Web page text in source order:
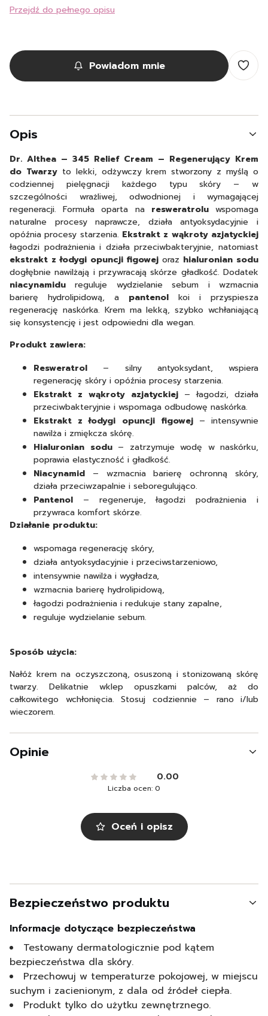
Przejdź do pełnego opisu
Powiadom mnie
Opis
Dr. Althea – 345 Relief Cream – Regenerujący Krem
do Twarzyto lekki, odżywczy krem stworzony z myślą o
codziennej pielęgnacji każdego typu skóry – w
szczególności wrażliwej, odwodnionej i wymagającej
regeneracji. Formuła oparta na resweratroluwspomaga
naturalne procesy naprawcze, działa antyoksydacyjnie i
opóźnia procesy starzenia. Ekstrakt z wąkroty azjatyckiej
łagodzi podrażnienia i działa przeciwbakteryjnie, natomiast
ekstrakt z łodygi opuncji figowej oraz hialuronian sodu
dogłębnie nawilżają i przywracają skórze gładkość. Dodatek
niacynamidu reguluje wydzielanie sebum i wzmacnia
barierę hydrolipidową, a pantenol koi i przyspiesza
regenerację naskórka. Krem ma lekką, szybko wchłaniającą
się konsystencję i jest odpowiedni dla wegan.
Produkt zawiera:
Resweratrol – silny antyoksydant, wspiera
regenerację skóry i opóźnia procesy starzenia.
Ekstrakt z wąkroty azjatyckiej – łagodzi, działa
przeciwbakteryjnie i wspomaga odbudowę naskórka.
Ekstrakt z łodygi opuncji figowej– intensywnie
nawilża i zmiękcza skórę.
Hialuronian sodu– zatrzymuje wodę w naskórku,
poprawia elastyczność i gładkość.
Niacynamid – wzmacnia barierę ochronną skóry,
działa przeciwzapalnie i seboregulująco.
Pantenol – regeneruje, łagodzi podrażnienia i
przywraca komfort skórze.
Działanie produktu:
wspomaga regenerację skóry,
działa antyoksydacyjnie i przeciwstarzeniowo,
intensywnie nawilża i wygładza,
wzmacnia barierę hydrolipidową,
łagodzi podrażnienia i redukuje stany zapalne,
reguluje wydzielanie sebum.
Sposób użycia:
Nałóż krem na oczyszczoną, osuszoną i stonizowaną skórę
twarzy. Delikatnie wklep opuszkami palców, aż do
całkowitego wchłonięcia. Stosuj codziennie – rano i/lub
wieczorem.
Opinie
0.00
Liczba ocen: 0
Oceń i opisz
Bezpieczeństwo produktu
Informacje dotyczące bezpieczeństwa
Testowany dermatologicznie pod kątem
bezpieczeństwa dla skóry.
Przechowuj w temperaturze pokojowej, w miejscu
suchym i zacienionym, z dala od źródeł ciepła.
Produkt tylko do użytku zewnętrznego.